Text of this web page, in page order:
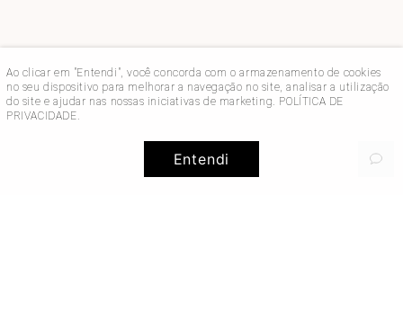
Ao clicar em "Entendi", você concorda com o armazenamento de cookies
no seu dispositivo para melhorar a navegação no site, analisar a utilização
do site e ajudar nas nossas iniciativas de marketing. POLÍTICA DE
PRIVACIDADE.
Entendi